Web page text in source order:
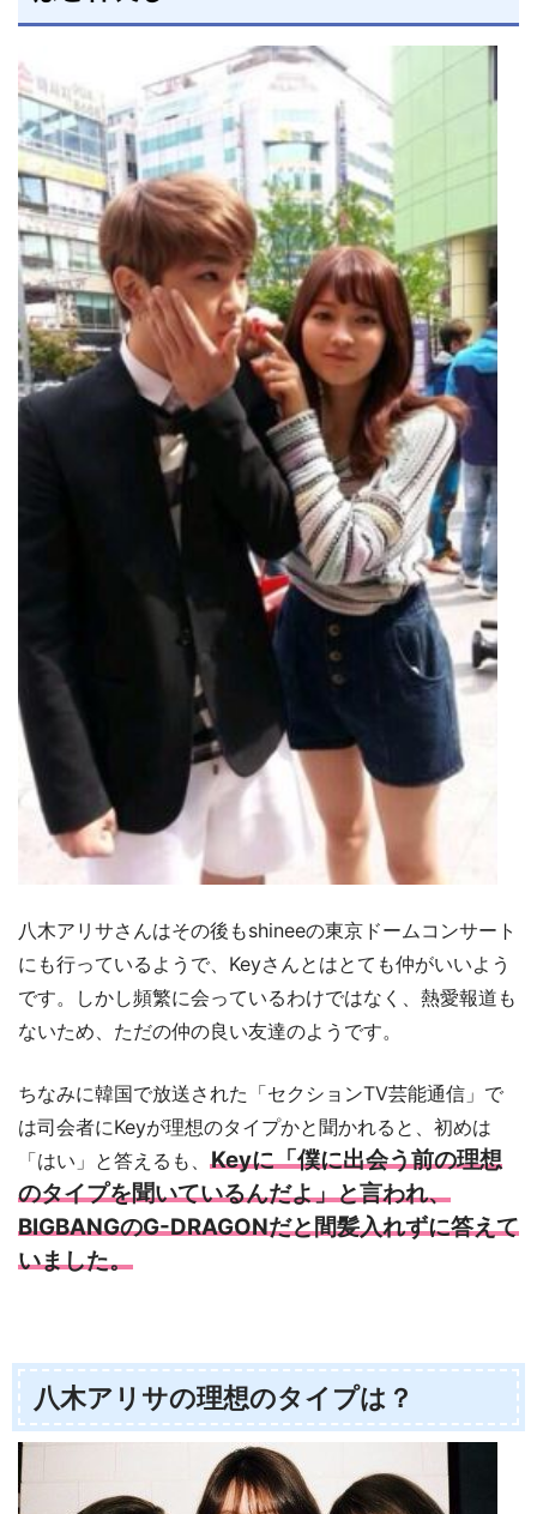
八木アリサさんはその後もshineeの東京ドームコンサート
にも行っているようで、Keyさんとはとても仲がいいよう
です。しかし頻繁に会っているわけではなく、熱愛報道も
ないため、ただの仲の良い友達のようです。
ちなみに韓国で放送された「セクションTV芸能通信」で
は司会者にKeyが理想のタイプかと聞かれると、初めは
「はい」と答えるも、 Keyに「僕に出会う前の理想
のタイプを聞いているんだよ」と言われ、
BIGBANGのG-DRAGONだと間髪入れずに答えて
いました。
八木アリサの理想のタイプは？